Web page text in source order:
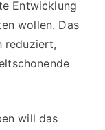
Entwicklung
wollen. Das
reduziert,
will das